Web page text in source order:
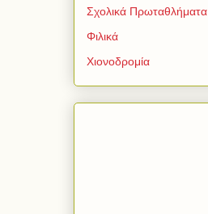
Σχολικά Πρωταθλήματα
Φιλικά
Χιονοδρομία